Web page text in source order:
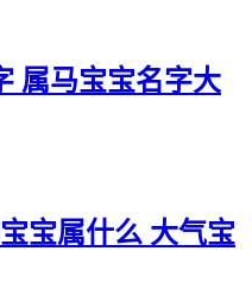
属马宝宝名字大
宝属什么 大气宝